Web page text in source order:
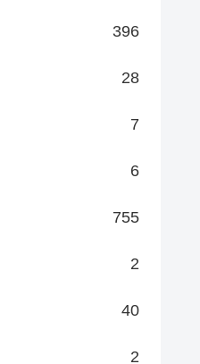
396
28
7
6
755
2
40
2